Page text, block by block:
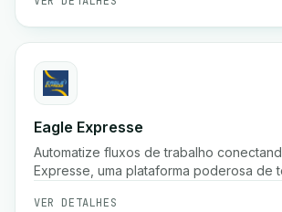
Eagle Expresse
Automatize fluxos de trabalho
Expresse, uma plataforma poderosa de
VER DETALHES